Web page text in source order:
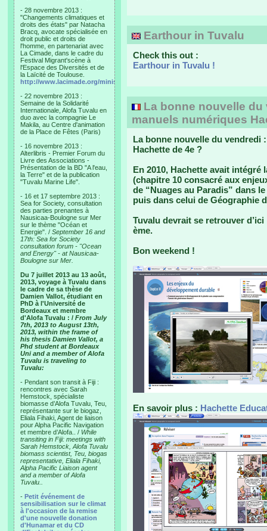
- 28 novembre 2013 :
"Changements climatiques et
droits des états" par Natacha
Bracq, avocate spécialisée en
droit public et droits de
l'homme, en partenariat avec
La Cimade, dans le cadre du
Festival Migrant'scène à
l'Espace des Diversités et de
la Laïcité de Toulouse.
http://www.lacimade.org/minisites/migrantscene
- 22 novembre 2013 :
Semaine de la Solidarité
Internationale, Alofa Tuvalu en
duo avec la compagnie Le
Makila, au Centre d'animation
de la Place de Fêtes (Paris)
- 16 novembre 2013 :
Alterlibris - Premier Forum du
Livre des Associations -
Présentation de la BD "A l'eau,
la Terre" et de la publication
"Tuvalu Marine Life".
- 16 et 17 septembre 2013 :
Sea for Society, consultation
des parties prenantes à
Nausicaa-Boulogne sur Mer
sur le thème "Océan et
Energie". / September 16 and
17th: Sea for Society
consultation forum - "Ocean
and Energy" - at Nausicaa-
Boulogne sur Mer.
Du 7 juillet 2013 au 13 août,
2013, voyage à Tuvalu dans
le cadre de sa thèse de
Damien Vallot, étudiant en
PhD à l'Université de
Bordeaux et membre
d'Alofa Tuvalu : / From July
7th, 2013 to August 13th,
2013, within the frame of
his thesis Damien Vallot, a
Phd student at Bordeaux
Uni and a member of Alofa
Tuvalu is traveling to
Tuvalu:
- Pendant son transit à Fiji :
rencontres avec Sarah
Hemstock, spécialiste
biomasse d’Alofa Tuvalu, Teu,
représentante sur le biogaz,
Eliala Fihaki, Agent de liaison
pour Alpha Pacific Navigation
et membre d’Alofa.. / While
transiting in Fiji: meetings with
Sarah Hemstock, Alofa Tuvalu
biomass scientist, Teu, biogas
representative, Eliala Fihaki,
Alpha Pacific Liaison agent
and a member of Alofa
Tuvalu..
- Petit événement de
sensibilisation sur le climat
à l'occasion de la remise
d'une nouvelle donation
d'Hunamar et du CD
Earthour in Tuvalu
Check this out :
Earthour in Tuvalu !
La bonne nouvelle
manuels numériques
La bonne nouvelle du vendredi
Hachette de 4e ?
En 2010, Hachette avait
(chapitre 10 consacré aux
de “Nuages au Paradis” dans
puis dans celui de Géographie
Tuvalu devrait se retrouver
ème.
Bon weekend !
En savoir plus : Hachette